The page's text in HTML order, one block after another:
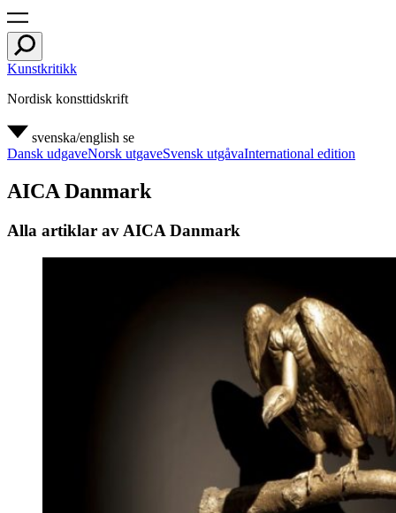
Kunstkritikk
Nordisk konsttidskrift
svenska/english se
Dansk udgaveNorsk utgaveSvensk utgåvaInternational edition
AICA Danmark
Alla artiklar av AICA Danmark